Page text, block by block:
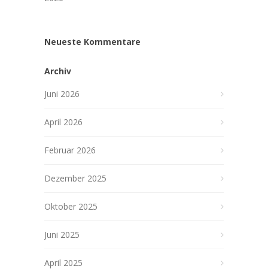
Neueste Kommentare
Archiv
Juni 2026
April 2026
Februar 2026
Dezember 2025
Oktober 2025
Juni 2025
April 2025